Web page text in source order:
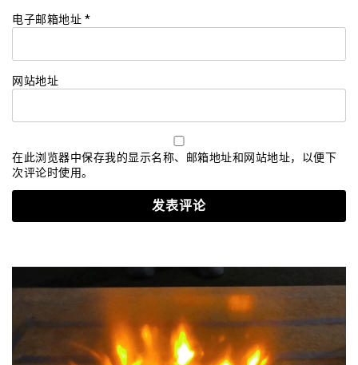
电子邮箱地址 *
网站地址
在此浏览器中保存我的显示名称、邮箱地址和网站地址，以便下
次评论时使用。